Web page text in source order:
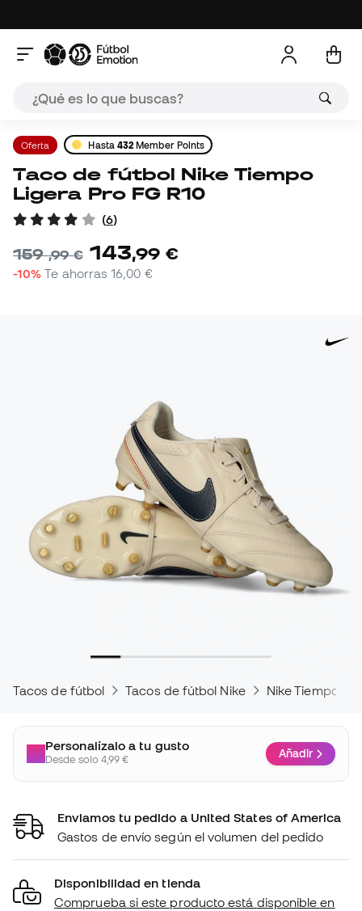
Oferta Hasta 432 Member Points
Taco de fútbol Nike Tiempo
Ligera Pro FG R10
(6)
159,99 € 143,99 €
-10% Te ahorras16,00 €
Tacos de fútbol Tacos de fútbol Nike Nike Tiempo
Personalízalo a tu gusto
Desde solo 4,99 € Añadir
Enviamos tu pedido a United States of America
Gastos de envío según el volumen del pedido
Disponibilidad en tienda
Comprueba si este producto está disponible en